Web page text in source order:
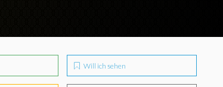
Will ich sehen